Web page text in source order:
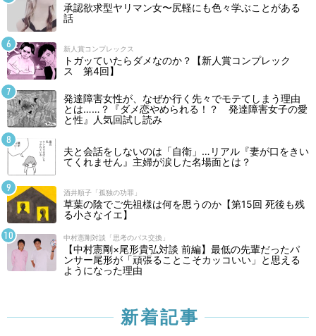
承認欲求型ヤリマン女〜尻軽にも色々学ぶことがある
話
新人賞コンプレックス
トガッていたらダメなのか？【新人賞コンプレック
ス 第4回】
発達障害女性が、なぜか行く先々でモテてしまう理由
とは……？『ダメ恋やめられる！？ 発達障害女子の愛
と性』人気回試し読み
夫と会話をしないのは「自衛」…リアル『妻が口をきい
てくれません』主婦が涙した名場面とは？
酒井順子「孤独の功罪」
草葉の陰でご先祖様は何を思うのか【第15回 死後も残
る小さなイエ】
中村憲剛対談「思考のパス交換」
【中村憲剛×尾形貴弘対談 前編】最低の先輩だったパ
ンサー尾形が「頑張ることこそカッコいい」と思える
ようになった理由
新着記事